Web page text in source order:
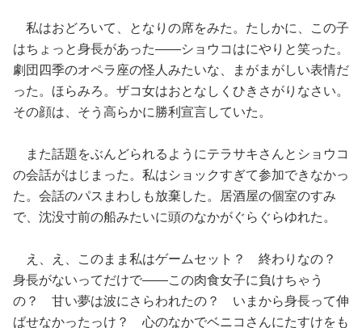
私はおどろいて、となりの席をみた。たしかに、この子
はちょっと身長があった——ショウコはにやりと笑った。
劇団四季のオペラ座の怪人みたいな、まがまがしい表情だ
った。ほらみろ。ザコ女はおとなしくひきさがりなさい。
その顔は、そう高らかに勝利宣言していた。
また話題をぶんどられるようにテラサキさんとショウコ
の会話がはじまった。私はショックすぎて参加できなかっ
た。会話のパスまわしも放棄した。居酒屋の個室のすみ
で、沈没寸前の船みたいに頭のなかがぐらぐらゆれた。
え、え、このまま私はゲームセット？ 終わりなの？
身長がないってだけで——この肉食女子に負けちゃう
の？ 甘い夢は波にさらわれたの？ いまから身長って伸
ばせなかったっけ？ 心のなかでベニコさんにたすけをも